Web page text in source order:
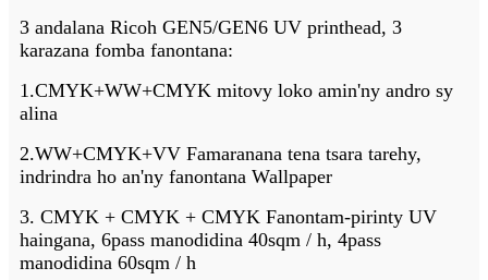
3 andalana Ricoh GEN5/GEN6 UV printhead, 3
karazana fomba fanontana:
1.CMYK+WW+CMYK mitovy loko amin'ny andro sy
alina
2.WW+CMYK+VV Famaranana tena tsara tarehy,
indrindra ho an'ny fanontana Wallpaper
3. CMYK + CMYK + CMYK Fanontam-pirinty UV
haingana, 6pass manodidina 40sqm / h, 4pass
manodidina 60sqm / h